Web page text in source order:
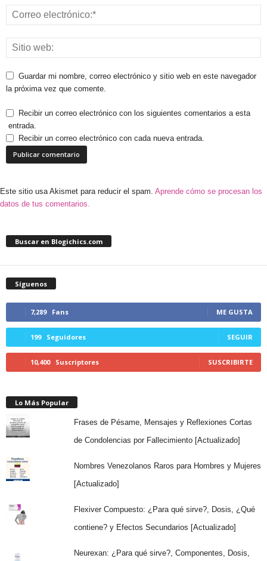
Guardar mi nombre, correo electrónico y sitio web en este navegador
la próxima vez que comente.
Recibir un correo electrónico con los siguientes comentarios a esta
entrada.
Recibir un correo electrónico con cada nueva entrada.
Este sitio usa Akismet para reducir el spam. Aprende cómo se procesan los
datos de tus comentarios.
Buscar en Blogichics.com
Síguenos
7,289 Fans ME GUSTA
199 Seguidores SEGUIR
10,400 Suscriptores SUSCRIBIRTE
Lo Más Popular
Frases de Pésame, Mensajes y Reflexiones Cortas
de Condolencias por Fallecimiento [Actualizado]
Nombres Venezolanos Raros para Hombres y Mujeres
[Actualizado]
Flexiver Compuesto: ¿Para qué sirve?, Dosis, ¿Qué
contiene? y Efectos Secundarios [Actualizado]
Neurexan: ¿Para qué sirve?, Componentes, Dosis,